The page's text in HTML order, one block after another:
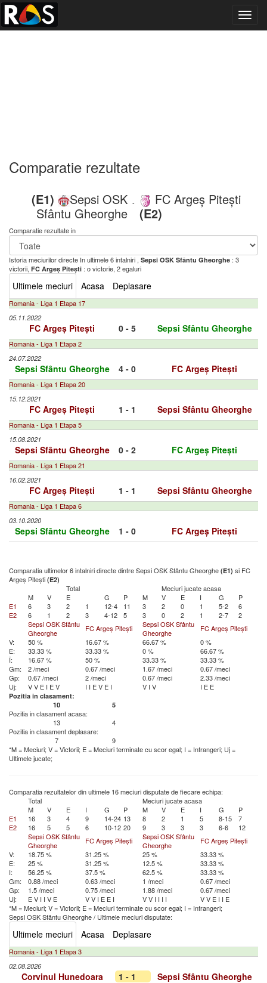
Comparatie rezultate
(E1)
Sepsi OSK
Sfântu Gheorghe
-
FC Argeș Pitești
(E2)
Comparatie rezultate in
Istoria meciurilor directe In ultimele 6 intalniri , Sepsi OSK Sfântu Gheorghe : 3
victorii, FC Argeș Pitești : o victorie, 2 egaluri
Ultimele meciuri Acasa Deplasare
Romania - Liga 1 Etapa 17
05.11.2022
FC Argeș Pitești 0 - 5 Sepsi Sfântu Gheorghe
Romania - Liga 1 Etapa 2
24.07.2022
Sepsi Sfântu Gheorghe 4 - 0 FC Argeș Pitești
Romania - Liga 1 Etapa 20
15.12.2021
FC Argeș Pitești 1 - 1 Sepsi Sfântu Gheorghe
Romania - Liga 1 Etapa 5
15.08.2021
Sepsi Sfântu Gheorghe 0 - 2 FC Argeș Pitești
Romania - Liga 1 Etapa 21
16.02.2021
FC Argeș Pitești 1 - 1 Sepsi Sfântu Gheorghe
Romania - Liga 1 Etapa 6
03.10.2020
Sepsi Sfântu Gheorghe 1 - 0 FC Argeș Pitești
Comparatia ultimelor 6 intalniri directe dintre Sepsi OSK Sfântu Gheorghe (E1) si FC
Argeș Pitești (E2)
Total
Meciuri jucate acasa
M
V E G P M V E I G
P
E1
6 3 2 1 12-4 11 3 2 0 1 5-2
6
E2
6 1 2 3 4-12 5 3 0 2 1 2-7
2
Sepsi OSK Sfântu
Gheorghe
FC Argeș Pitești
Sepsi OSK Sfântu
Gheorghe
FC Argeș Pitești
V:
50 % 16.67 % 66.67 %
0 %
E:
33.33 % 33.33 % 0 %
66.67 %
Î:
16.67 % 50 % 33.33 %
33.33 %
Gm:
2 /meci 0.67 /meci 1.67 /meci
0.67 /meci
Gp:
0.67 /meci 2 /meci 0.67 /meci
2.33 /meci
Uj:
VV E I EV I I EV E I V I V I E E
Pozitia in clasament:
10
5
Pozitia in clasament acasa:
13
4
Pozitia in clasament deplasare:
7
9
*M = Meciuri; V = Victorii; E = Meciuri terminate cu scor egal; I = Infrangeri; Uj =
Ultimele jucate;
Comparatia rezultatelor din ultimele 16 meciuri disputate de fiecare echipa:
Total
Meciuri jucate acasa
M
V E I G P M V E I G
P
E1
16 3 4 9 14-24 13 8 2 1 5 8-15
7
E2
16 5 5 6 10-12 20 9 3 3 3 6-6
12
Sepsi OSK Sfântu
Gheorghe
FC Argeș Pitești
Sepsi OSK Sfântu
Gheorghe
FC Argeș Pitești
V:
18.75 % 31.25 % 25 %
33.33 %
E:
25 % 31.25 % 12.5 %
33.33 %
I:
56.25 % 37.5 % 62.5 %
33.33 %
Gm:
0.88 /meci 0.63 /meci 1 /meci
0.67 /meci
Gp:
1.5 /meci 0.75 /meci 1.88 /meci
0.67 /meci
Uj:
EV I I V E VV I E E I VV I I I I VV E I I E
*M = Meciuri; V = Victorii; E = Meciuri terminate cu scor egal; I = Infrangeri;
Sepsi OSK Sfântu Gheorghe/ Ultimele meciuri disputate:
Ultimele meciuri Acasa Deplasare
Romania - Liga 1 Etapa 3
02.08.2026
Corvinul Hunedoara 1 - 1 Sepsi Sfântu Gheorghe